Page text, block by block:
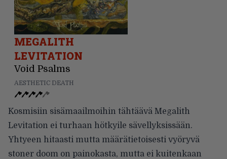
MEGALITH
LEVITATION
Void Psalms
AESTHETIC DEATH
Kosmisiin sisämaailmoihin tähtäävä Megalith
Levitation ei turhaan hötkyile sävellyksissään.
Yhtyeen hitaasti mutta määrätietoisesti vyöryvä
stoner doom on painokasta, mutta ei kuitenkaan